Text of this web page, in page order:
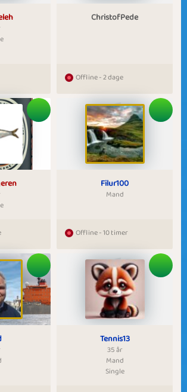
ChristofPede
Offline - 2 dage
Filur100
Mand
Offline - 10 timer
Tennis13
35 år
Mand
Single